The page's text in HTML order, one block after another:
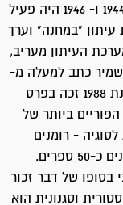
העמק, בו התגורר עד שנת 1947. בין השנים 1944 ו- 1946 היה פעיל
בשנת 1947 יסד את עיתון "במחנה" וערך
חבר מערכת העיתון מעריב,
שמיר כתב למעלה מ-
15 ספרים וזכה בפרסים ספרותיים רבים. בשנת 1988 זכה בפרס
ביותר של
- רומנים
וסיפורים קצרים. מפרי עטו יצאו במהלך השנים כ-50 ספרים.
בסופו של דבר זכור
וסגנונית הוא